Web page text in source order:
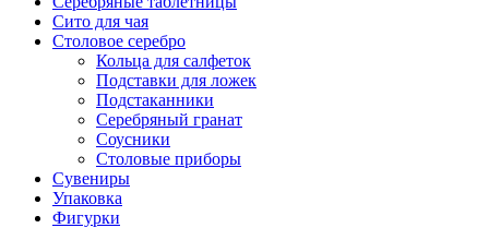
Сито для чая
Столовое серебро
Кольца для салфеток
Подставки для ложек
Подстаканники
Серебряный гранат
Соусники
Столовые приборы
Сувениры
Упаковка
Фигурки